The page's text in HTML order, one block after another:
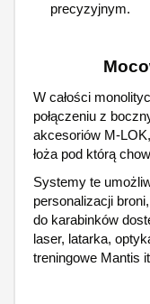
precyzyjnym.
W całości
połączeniu z
akcesoriów M-
łoża pod którą
Systemy te
personalizacji
do karabinków
laser, latarka,
treningowe Mantis